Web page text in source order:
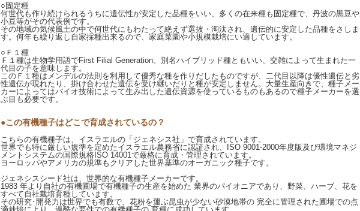
○固定種
何世代も作り続けられるうちに遺伝性が安定した品種をいい、多くの在来種も固定種で、丹波の黒豆や
小豆等がその代表例です。
その地域の気候風土の中で何世代にもわたって絶えず選抜・淘汰され、遺伝的に安定した品種をさしま
す。何年も繰り返し自家採種出来るので、家庭菜園や小規模栽培にい適しています。
○Ｆ１種
Ｆ１種は生物学用語でFirst Filial Generation。別名ハイブリッド種ともいい、交雑によって生まれた一
代目の子を意味します。
このＦ１種はメンデルの法則を利用して優秀な種を作りだしたものですが、二代目以降は優性遺伝と劣
性遺伝が現れたり、掛け合わせた遺伝を受け継いだりと種が安定しません。大量生産向きで、種子メー
カーによってはバイオ技術によって生み出した遺伝資源を使っているものもあるので種子メーカーを選
ぶ目も必要です。
●この有機種子はどこで育成されているの？
こちらの有機種子は、イスラエルの「ジェネシス社」で育成されています。
世界でも特に厳しい規準を定めたイスラエル農務省に認証され、ISO 9001-2000年度版及び環境マネジ
メントシステムの国際規格ISO 14001で厳格に育成・管理されています。
ヨーロッパやアメリカの規準もクリアした世界基準のオーガニック種子です。
ジェネシスシード社は、世界的な有機種子メーカーです。
1983 年より自社の有機圃場で有機種子の生産を始めた 業界のパイオニアであり、野菜、ハーブ、花を
すべて自社栽培育種しています。
その研究･開発力は世界でも有数で、花粉を運ぶ昆虫が少ない砂漠地帯の 完全に管理された圃場での点